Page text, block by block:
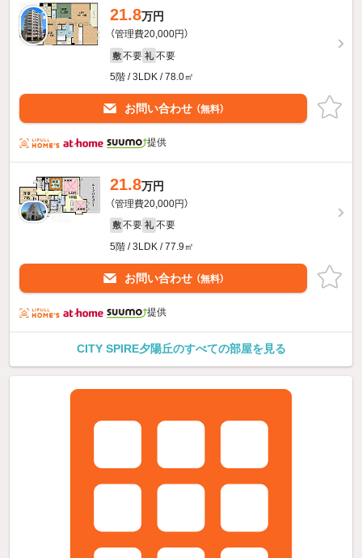
21.8万円
（管理費20,000円）
敷 不要 礼 不要
5階 / 3LDK / 78.0㎡
お問い合わせ （無料）
提供
21.8万円
（管理費20,000円）
敷 不要 礼 不要
5階 / 3LDK / 77.9㎡
お問い合わせ （無料）
提供
CITY SPIRE夕陽丘のすべての部屋を見る